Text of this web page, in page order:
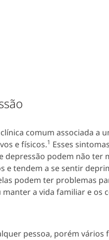
comum associada a
e físicos.1 Esses
depressão podem não ter
e tendem a se sentir
podem ter problemas
a vida familiar e os
pessoa, porém vários